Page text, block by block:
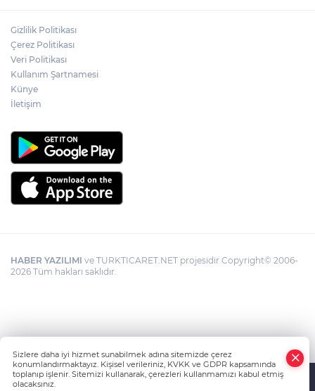
Gizlilik Politikası
Çerez Politikası
Veri Politikası
Kullanım Şartnamesi
Künye
İletişim
HABER YAZILIMI ve TURKTICARET.NET projesidir Copyright© 2006-
2026 Tüm hakları saklıdır.
Sizlere daha iyi hizmet sunabilmek adına sitemizde çerez
konumlandırmaktayız. Kişisel verileriniz, KVKK ve GDPR kapsamında
toplanıp işlenir. Sitemizi kullanarak, çerezleri kullanmamızı kabul etmiş
olacaksınız.